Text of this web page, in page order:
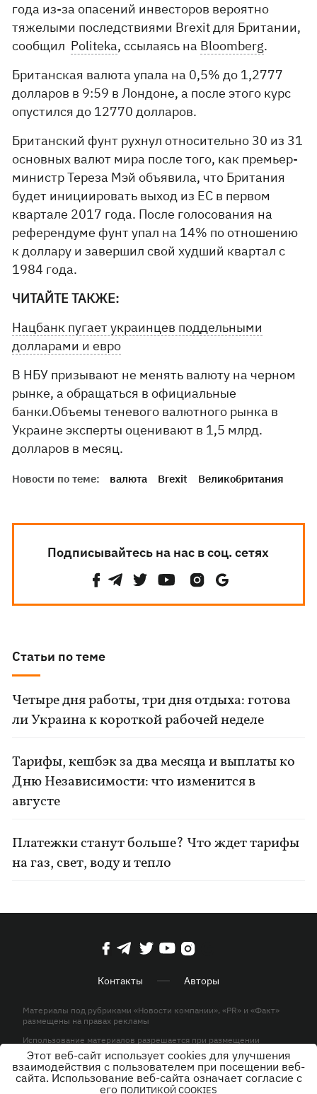
года из-за опасений инвесторов вероятно
тяжелыми последствиями Brexit для Британии,
сообщил Politeka, ссылаясь на Bloomberg.
Британская валюта упала на 0,5% до 1,2777
долларов в 9:59 в Лондоне, а после этого курс
опустился до 12770 долларов.
Британский фунт рухнул относительно 30 из 31
основных валют мира после того, как премьер-
министр Тереза Мэй объявила, что Британия
будет инициировать выход из ЕС в первом
квартале 2017 года. После голосования на
референдуме фунт упал на 14% по отношению
к доллару и завершил свой худший квартал с
1984 года.
ЧИТАЙТЕ ТАКЖЕ:
Нацбанк пугает украинцев поддельными
долларами и евро
В НБУ призывают не менять валюту на черном
рынке, а обращаться в официальные
банки.Объемы теневого валютного рынка в
Украине эксперты оценивают в 1,5 млрд.
долларов в месяц.
Новости по теме: валюта Brexit Великобритания
Подписывайтесь на нас в соц. сетях
Статьи по теме
Четыре дня работы, три дня отдыха: готова
ли Украина к короткой рабочей неделе
Тарифы, кешбэк за два месяца и выплаты ко
Дню Независимости: что изменится в
августе
Платежки станут больше? Что ждет тарифы
на газ, свет, воду и тепло
Контакты Авторы
Материалы под рубриками «Новости компании», «PR» и «Факт»
размещены на правах рекламы
Использование материалов разрешается при размещении
активной гиперссылки на KP.UA в первом абзаце.
© ООО «ЮЛАВ МЕДИА»,2026. Все права защищены.
Этот веб-сайт использует cookies для улучшения
взаимодействия с пользователем при посещении веб-
сайта. Использование веб-сайта означает согласие с
его ПОЛИТИКОЙ COOKIES